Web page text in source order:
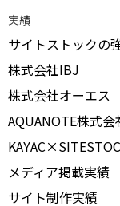
実績
サイトストックの
株式会社IBJ
株式会社オーエス
AQUANOTE株式会
メディア掲載実績
サイト制作実績